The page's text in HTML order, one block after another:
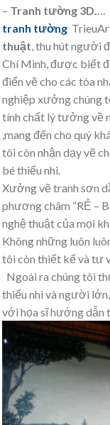
– Tranh tường 3D.
tranh tường
thuật , thu hút người
Chí Minh, được biết
điển vẽ cho các tòa
nghiệp xưởng chúng
tính chất lý tưởng về
,mang đến cho quý
tôi còn nhận dạy vẽ
bé thiếu nhi.
Xưởng vẽ tranh sơn
phương châm “RẺ –
nghệ thuật của mọi
Không những luôn
tôi còn thiết kế và tư
Ngoài ra chúng tôi
thiếu nhi và người
với họa sĩ hướng dẫn